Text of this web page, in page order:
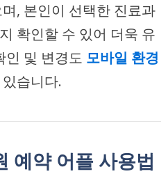
, 본인이 선택한 진료과
확인할 수 있어 더욱 유
인 및 변경도 모바일 환경
습니다.
예약 어플 사용법